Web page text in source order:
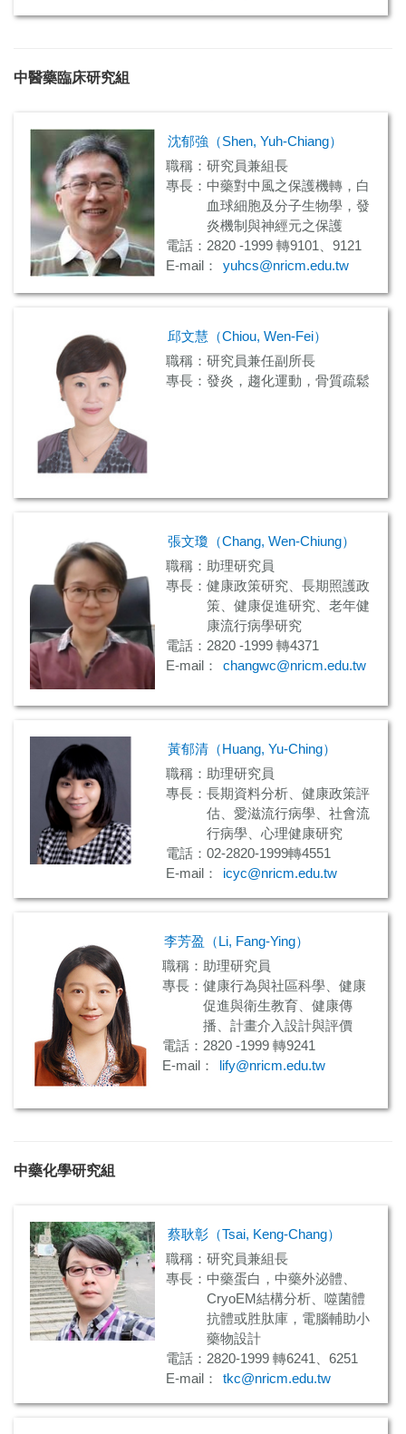
中醫藥臨床研究組
沈郁強（Shen, Yuh-Chiang）
職稱：研究員兼組長
專長：中藥對中風之保護機轉，白
血球細胞及分子生物學，發
炎機制與神經元之保護
電話：2820 -1999 轉9101、9121
E-mail：
yuhcs@nricm.edu.tw
邱文慧（Chiou, Wen-Fei）
職稱：研究員兼任副所長
專長：發炎，趨化運動，骨質疏鬆
張文瓊（Chang, Wen-Chiung）
職稱：助理研究員
專長：健康政策研究、長期照護政
策、健康促進研究、老年健
康流行病學研究
電話：2820 -1999 轉4371
E-mail：
changwc@nricm.edu.tw
黃郁清（Huang, Yu-Ching）
職稱：助理研究員
專長：長期資料分析、健康政策評
估、愛滋流行病學、社會流
行病學、心理健康研究
電話：02-2820-1999轉4551
E-mail：
icyc@nricm.edu.tw
李芳盈（Li, Fang-Ying）
職稱：助理研究員
專長：健康行為與社區科學、健康
促進與衛生教育、健康傳
播、計畫介入設計與評價
電話：2820 -1999 轉9241
E-mail：
lify@nricm.edu.tw
中藥化學研究組
蔡耿彰（Tsai, Keng-Chang）
職稱：研究員兼組長
專長：中藥蛋白，中藥外泌體、
CryoEM結構分析、噬菌體
抗體或胜肽庫，電腦輔助小
藥物設計
電話：2820-1999 轉6241、6251
E-mail：
tkc@nricm.edu.tw